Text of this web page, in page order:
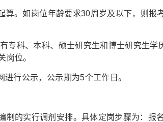
算。如岗位年龄要求30周岁及以下，则报
专科、本科、硕士研究生和博士研究生学
岗位。
行公示，公示期为5个工作日。
制的实行调剂安排。具体定岗步骤为：报名